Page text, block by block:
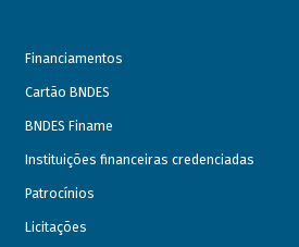
Financiamentos
Cartão BNDES
BNDES Finame
Instituições financeiras credenciadas
Patrocínios
Licitações